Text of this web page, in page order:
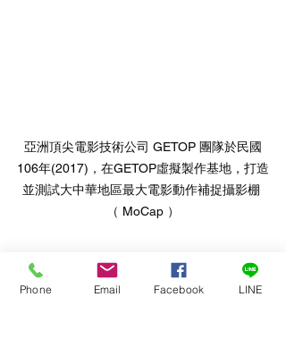
亞洲頂尖電影技術公司 GETOP 團隊於民國
106年(2017)，在GETOP虛擬製作基地，打造
並測試大中華地區最大電影動作補捉攝影棚
（ MoCap ）
Phone Email Facebook LINE